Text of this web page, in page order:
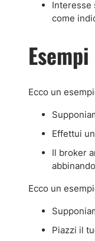
Interesse
come
Ecco un
Effettui
Il broker
Ecco un
Piazzi il